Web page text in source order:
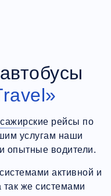
рейсы по
услугам наши
опытные водители.
активной и
так же системами